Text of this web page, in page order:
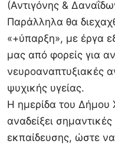
(Αντιγόνης &
Παράλληλα θα
«+ύπαρξη», με έργα
μας από φορείς για
νευροαναπτυξιακές
ψυχικής υγείας.
Η ημερίδα του Δήμου
αναδείξει
εκπαίδευσης, ώστε